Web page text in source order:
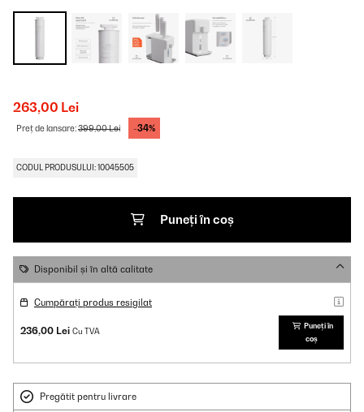
263,00 Lei
Preț de lansare:399,00 Lei -34%
CODUL PRODUSULUI: 10045505
Puneți în coș
Disponibil și în altă calitate
Cumpărați produs resigilat
236,00 Lei Cu TVA
Puneți în
coș
Pregătit pentru livrare